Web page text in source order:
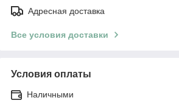
Адресная доставка
Все условия доставки
Условия оплаты
Наличными